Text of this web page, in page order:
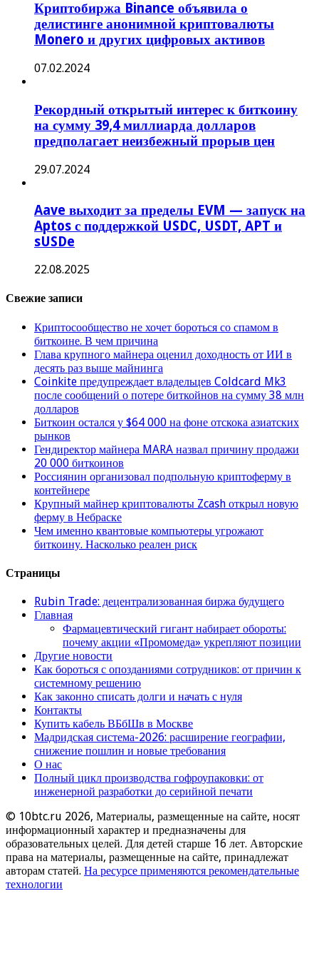
Криптобиржа Binance объявила о
делистинге анонимной криптовалюты
Monero и других цифровых активов
07.02.2024
Рекордный открытый интерес к биткоину
на сумму 39,4 миллиарда долларов
предполагает неизбежный прорыв цен
29.07.2024
Aave выходит за пределы EVM — запуск на
Aptos с поддержкой USDC, USDT, APT и
sUSDe
22.08.2025
Свежие записи
Криптосообщество не хочет бороться со спамом в
биткоине. В чем причина
Глава крупного майнера оценил доходность от ИИ в
десять раз выше майнинга
Coinkite предупреждает владельцев Coldcard Mk3
после сообщений о потере биткойнов на сумму 38 млн
долларов
Биткоин остался у $64 000 на фоне отскока азиатских
рынков
Гендиректор майнера MARA назвал причину продажи
20 000 биткоинов
Россиянин организовал подпольную криптоферму в
контейнере
Крупный майнер криптовалюты Zcash открыл новую
ферму в Небраске
Чем именно квантовые компьютеры угрожают
биткоину. Насколько реален риск
Страницы
Rubin Trade: децентрализованная биржа будущего
Главная
Фармацевтический гигант набирает обороты:
почему акции «Промомеда» укрепляют позиции
Другие новости
Как бороться с опозданиями сотрудников: от причин к
системному решению
Как законно списать долги и начать с нуля
Контакты
Купить кабель ВБбШв в Москве
Мадридская система-2026: расширение географии,
снижение пошлин и новые требования
О нас
Полный цикл производства гофроупаковки: от
инженерной разработки до серийной печати
© 10btc.ru 2026, Материалы, размещенные на сайте, носят
информационный характер и предназначены для
образовательных целей. Для детей старше 16 лет. Авторские
права на материалы, размещенные на сайте, принадлежат
авторам статей. На ресурсе применяются рекомендательные
технологии